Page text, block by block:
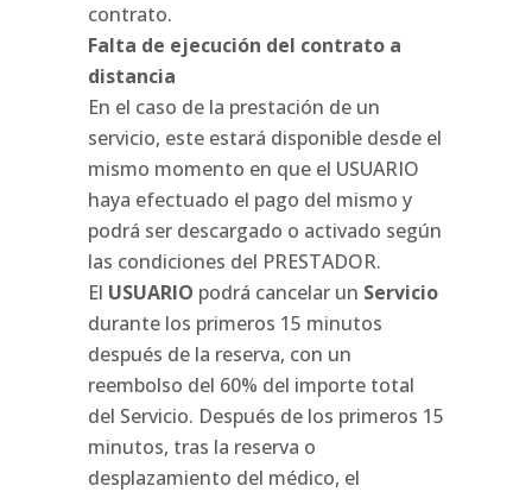
contrato.
Falta de ejecución del contrato a
distancia
En el caso de la prestación de un
servicio, este estará disponible desde el
mismo momento en que el USUARIO
haya efectuado el pago del mismo y
podrá ser descargado o activado según
las condiciones del PRESTADOR.
El USUARIO podrá cancelar un Servicio
durante los primeros 15 minutos
después de la reserva, con un
reembolso del 60% del importe total
del Servicio. Después de los primeros 15
minutos, tras la reserva o
desplazamiento del médico, el